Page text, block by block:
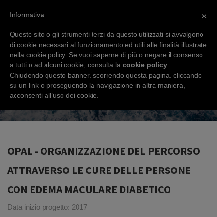
OPAL – ORGANIZZAZIONE DEL
PERCORSO ATTRAVERSO LE CURE
DELLE PERSONE CON EDEMA
MACULARE DIABETICO
OPAL - ORGANIZZAZIONE DEL PERCORSO
ATTRAVERSO LE CURE DELLE PERSONE
CON EDEMA MACULARE DIABETICO
Data inizio progetto: 2017
×
Informativa
Questo sito o gli strumenti terzi da questo utilizzati si avvalgono
di cookie necessari al funzionamento ed utili alle finalità illustrate
nella cookie policy. Se vuoi saperne di più o negare il consenso
a tutti o ad alcuni cookie, consulta la cookie policy
Chiudendo questo banner, scorrendo questa pagina, cliccando
su un link o proseguendo la navigazione in altra maniera,
acconsenti all’uso dei cookie.